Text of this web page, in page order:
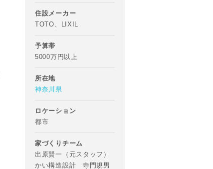
住設メーカー
TOTO、LIXIL
予算帯
5000万円以上
所在地
神奈川県
ロケーション
都市
家づくりチーム
出原賢一（元スタッフ）
かい構造設計 寺門規男